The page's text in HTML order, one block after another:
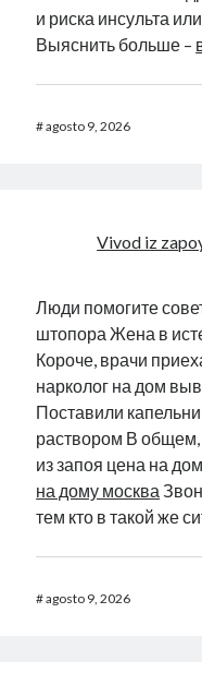
и риска инсульта
Выяснить больше –
#agosto 9, 2026
Vivod iz
Люди помогите
штопора Жена в
Короче, врачи
нарколог на дом
Поставили
раствором В
из запоя цена на
на дому москва
тем кто в такой же
#agosto 9, 2026